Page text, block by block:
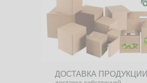
ДОСТАВКА ПРОДУКЦИИ